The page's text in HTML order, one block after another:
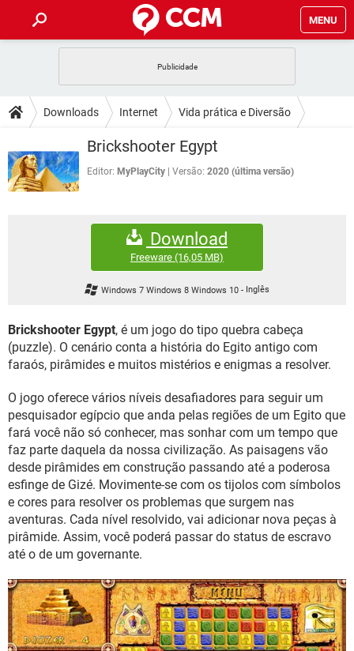
MENU
CELULAR FACEBOOK
EXCEL
INSTAGRAM GMAIL
DICAS
JOGOS
CELULAR FACEBOOK
OUTLOOK
JOGOS WHATSAPP
EXCEL
GMAIL
FÓRUM
FACEBOOK
EXCEL
GMAIL
WHATSAPP
INSTAGRAM GMAIL
GUIA DE COMPRAS
Downloads Internet Vida prática e Diversão
Brickshooter Egypt
Editor: MyPlayCity Versão: 2020 (última versão)
Download
Freeware (16,05 MB)
Windows 7 Windows 8 Windows 10 - Inglês
Brickshooter Egypt, é um jogo do tipo quebra cabeça
(puzzle). O cenário conta a história do Egito antigo com
faraós, pirâmides e muitos mistérios e enigmas a resolver.
O jogo oferece vários níveis desafiadores para seguir um
pesquisador egípcio que anda pelas regiões de um Egito que
fará você não só conhecer, mas sonhar com um tempo que
faz parte daquela da nossa civilização. As paisagens vão
desde pirâmides em construção passando até a poderosa
esfinge de Gizé. Movimente-se com os tijolos com símbolos
e cores para resolver os problemas que surgem nas
aventuras. Cada nível resolvido, vai adicionar nova peças à
pirâmide. Assim, você poderá passar do status de escravo
até o de um governante.